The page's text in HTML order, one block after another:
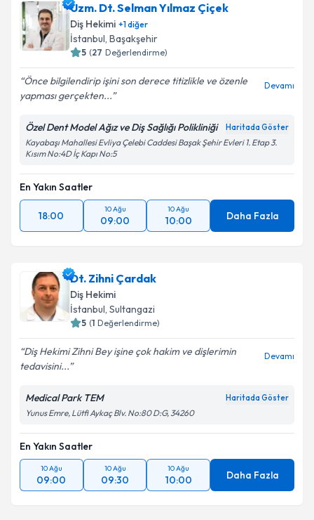
Uzm. Dt. Selman Yılmaz Çiçek
Diş Hekimi +1diğer
İstanbul, Başakşehir
5 (27 Değerlendirme)
Önce bilgilendirip işini son derece titizlikle ve özenle
yapması gerçekten...
Devamı
Özel Dent Model Ağız ve Diş Sağlığı Polikliniği Haritada Göster
Kayabaşı Mahallesi Evliya Çelebi Caddesi Başak Şehir Evleri 1. Etap 3.
Kısım No:4D İç Kapı No:5
En Yakın Saatler
18:00
10 Ağu
09:00
10 Ağu
10:00 Daha Fazla
Dt. Zihni Çardak
Diş Hekimi
İstanbul, Sultangazi
5 (1 Değerlendirme)
Diş Hekimi Zihni Bey işine çok hakim ve dişlerimin
tedavisini...
Devamı
Medical Park TEM Haritada Göster
Yunus Emre, Lütfi Aykaç Blv. No:80 D:G, 34260
En Yakın Saatler
10 Ağu
09:00
10 Ağu
09:30
10 Ağu
10:00 Daha Fazla